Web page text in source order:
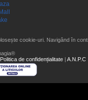
cookie-uri. Navigând în
Politica de confidențialitate | A.N.P.C